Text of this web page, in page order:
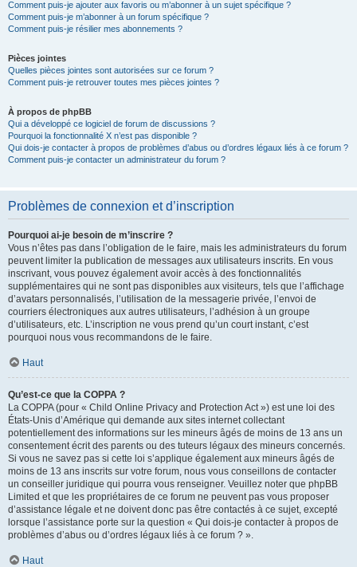
Comment puis-je ajouter aux favoris ou m’abonner à un sujet spécifique ?
Comment puis-je m’abonner à un forum spécifique ?
Comment puis-je résilier mes abonnements ?
Pièces jointes
Quelles pièces jointes sont autorisées sur ce forum ?
Comment puis-je retrouver toutes mes pièces jointes ?
À propos de phpBB
Qui a développé ce logiciel de forum de discussions ?
Pourquoi la fonctionnalité X n’est pas disponible ?
Qui dois-je contacter à propos de problèmes d’abus ou d’ordres légaux liés à ce forum ?
Comment puis-je contacter un administrateur du forum ?
Problèmes de connexion et d’inscription
Pourquoi ai-je besoin de m’inscrire ?
Vous n’êtes pas dans l’obligation de le faire, mais les administrateurs du forum
peuvent limiter la publication de messages aux utilisateurs inscrits. En vous
inscrivant, vous pouvez également avoir accès à des fonctionnalités
supplémentaires qui ne sont pas disponibles aux visiteurs, tels que l’affichage
d’avatars personnalisés, l’utilisation de la messagerie privée, l’envoi de
courriers électroniques aux autres utilisateurs, l’adhésion à un groupe
d’utilisateurs, etc. L’inscription ne vous prend qu’un court instant, c’est
pourquoi nous vous recommandons de le faire.
Haut
Qu’est-ce que la COPPA ?
La COPPA (pour « Child Online Privacy and Protection Act ») est une loi des
États-Unis d’Amérique qui demande aux sites internet collectant
potentiellement des informations sur les mineurs âgés de moins de 13 ans un
consentement écrit des parents ou des tuteurs légaux des mineurs concernés.
Si vous ne savez pas si cette loi s’applique également aux mineurs âgés de
moins de 13 ans inscrits sur votre forum, nous vous conseillons de contacter
un conseiller juridique qui pourra vous renseigner. Veuillez noter que phpBB
Limited et que les propriétaires de ce forum ne peuvent pas vous proposer
d’assistance légale et ne doivent donc pas être contactés à ce sujet, excepté
lorsque l’assistance porte sur la question « Qui dois-je contacter à propos de
problèmes d’abus ou d’ordres légaux liés à ce forum ? ».
Haut